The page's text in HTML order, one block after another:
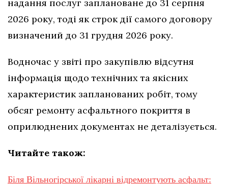
надання послуг заплановане до 31 серпня
2026 року, тоді як строк дії самого договору
визначений до 31 грудня 2026 року.
Водночас у звіті про закупівлю відсутня
інформація щодо технічних та якісних
характеристик запланованих робіт, тому
обсяг ремонту асфальтного покриття в
оприлюднених документах не деталізується.
Читайте також:
Біля Вільногірської лікарні відремонтують асфальт: